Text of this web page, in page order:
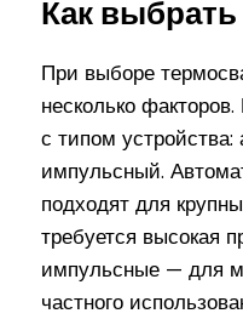
Как
При выборе
несколько
с типом
импульсный.
подходят для
требуется высокая
импульсные — для
частного